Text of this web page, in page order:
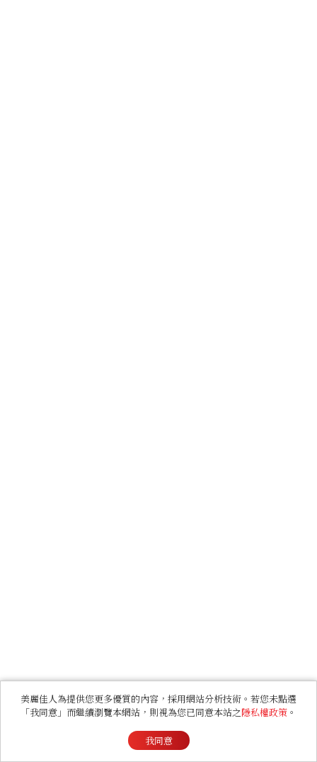
美麗佳人為提供您更多優質的內容，採用網站分析技術。若您未點選
「我同意」而繼續瀏覽本網站，則視為您已同意本站之隱私權政策 。
我同意